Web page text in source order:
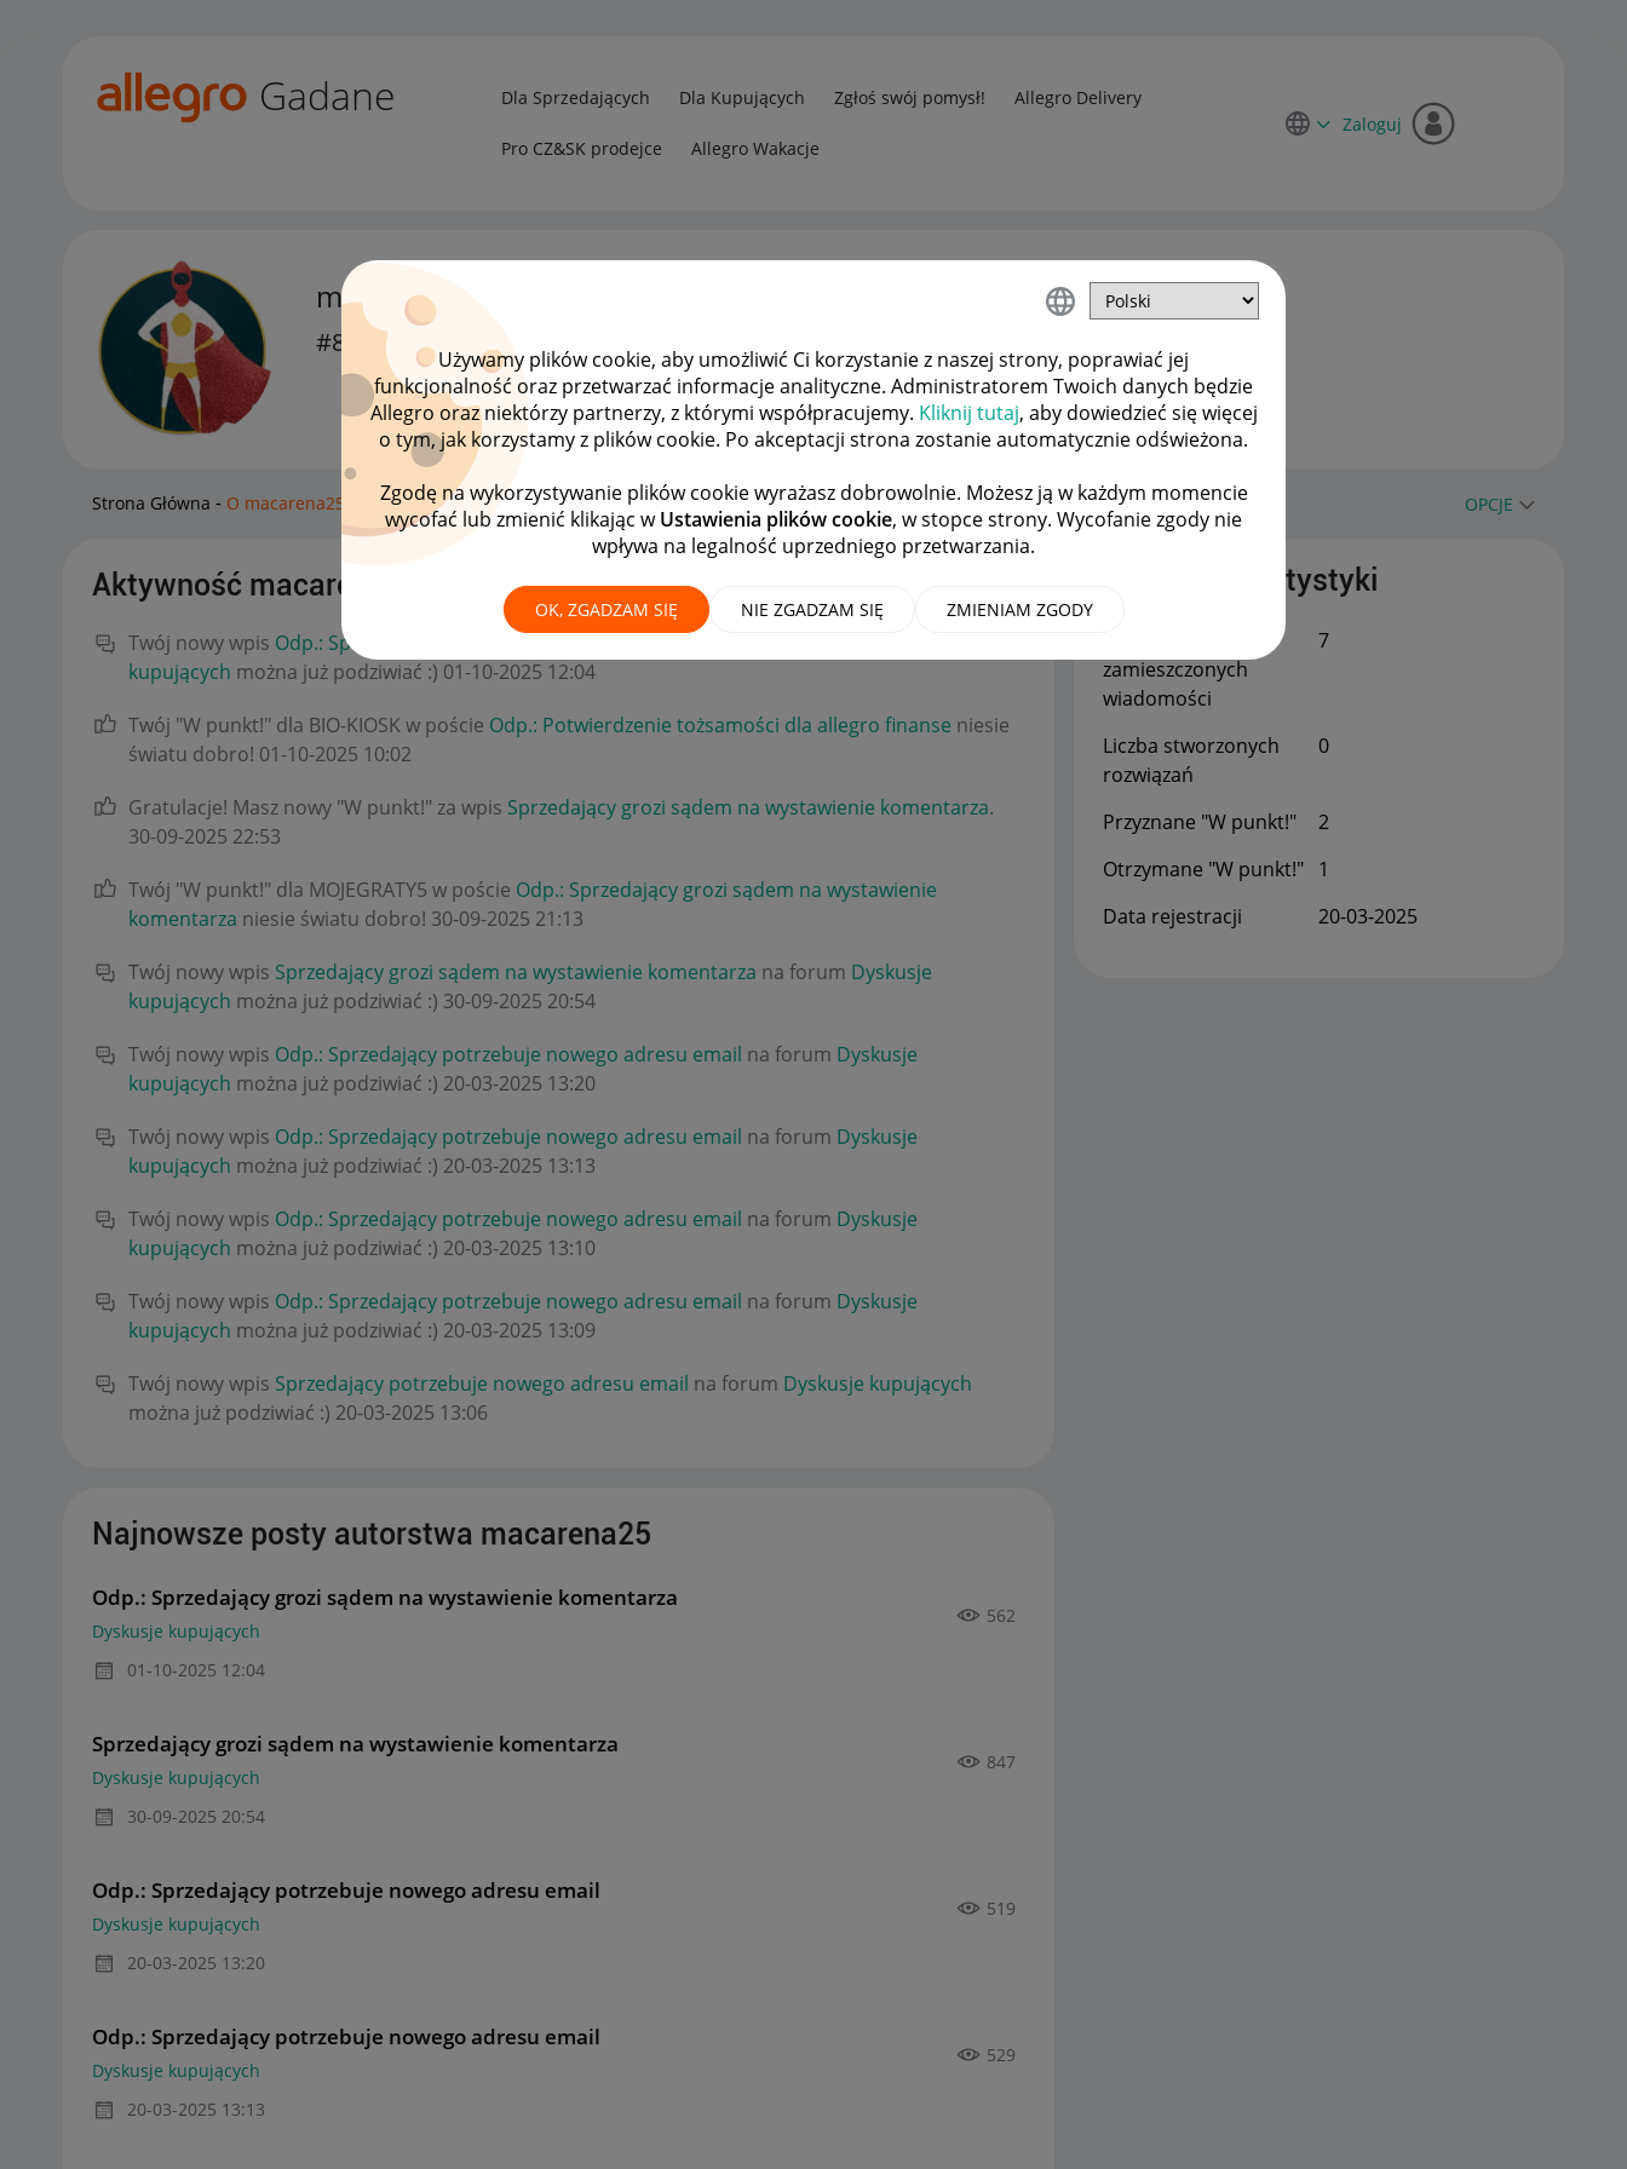
Używamy plików cookie, aby umożliwić Ci korzystanie z naszej strony, poprawiać jej
funkcjonalność oraz przetwarzać informacje analityczne. Administratorem Twoich danych będzie
Allegro oraz niektórzy partnerzy, z którymi współpracujemy. Kliknij tutaj, aby dowiedzieć się więcej
o tym, jak korzystamy z plików cookie. Po akceptacji strona zostanie automatycznie odświeżona.
Zgodę na wykorzystywanie plików cookie wyrażasz dobrowolnie. Możesz ją w każdym momencie
wycofać lub zmienić klikając wUstawienia plików cookie, w stopce strony. Wycofanie zgody nie
wpływa na legalność uprzedniego przetwarzania.
OK, ZGADZAM SIĘ NIE ZGADZAM SIĘ ZMIENIAM ZGODY
Gadane Dla Sprzedających Dla Kupujących Zgłoś swój pomysł! Allegro Delivery
Pro CZ&SK prodejce Allegro Wakacje
Zaloguj
macarena25
#8 Zapaleniec
Strona Główna O macarena25 OPCJE
Aktywność macarena25
Twój nowy wpis Odp.: Sprzedający grozi sądem na wystawienie komentarza
kupujących można już podziwiać :) ‎01-10-2025 12:04
Twój "W punkt!" dla BIO-KIOSK w poście Odp.: Potwierdzenie tożsamości dla allegro finanse niesie
światu dobro! ‎01-10-2025 10:02
Gratulacje! Masz nowy "W punkt!" za wpis Sprzedający grozi sądem na wystawienie komentarza.
‎30-09-2025 22:53
Twój "W punkt!" dla MOJEGRATY5 w poście Odp.: Sprzedający grozi sądem na wystawienie
komentarza niesie światu dobro! ‎30-09-2025 21:13
Twój nowy wpis Sprzedający grozi sądem na wystawienie komentarza na forum Dyskusje
kupujących można już podziwiać :) ‎30-09-2025 20:54
Twój nowy wpis Odp.: Sprzedający potrzebuje nowego adresu email na forum Dyskusje
kupujących można już podziwiać :) ‎20-03-2025 13:20
Twój nowy wpis Odp.: Sprzedający potrzebuje nowego adresu email na forum Dyskusje
kupujących można już podziwiać :) ‎20-03-2025 13:13
Twój nowy wpis Odp.: Sprzedający potrzebuje nowego adresu email na forum Dyskusje
kupujących można już podziwiać :) ‎20-03-2025 13:10
Twój nowy wpis Odp.: Sprzedający potrzebuje nowego adresu email na forum Dyskusje
kupujących można już podziwiać :) ‎20-03-2025 13:09
Twój nowy wpis Sprzedający potrzebuje nowego adresu email na forum Dyskusje kupujących
można już podziwiać :) ‎20-03-2025 13:06
Najnowsze posty autorstwa macarena25
Odp.: Sprzedający grozi sądem na wystawienie komentarza
Dyskusje kupujących
562
‎01-10-2025 12:04
Sprzedający grozi sądem na wystawienie komentarza
Dyskusje kupujących
847
‎30-09-2025 20:54
Odp.: Sprzedający potrzebuje nowego adresu email
Dyskusje kupujących
519
‎20-03-2025 13:20
Odp.: Sprzedający potrzebuje nowego adresu email
Dyskusje kupujących
529
‎20-03-2025 13:13
Publiczne statystyki
zamieszczonych
wiadomości
7
Liczba stworzonych
rozwiązań
0
Przyznane "W punkt!"
2
Otrzymane "W punkt!"
1
Data rejestracji
‎20-03-2025